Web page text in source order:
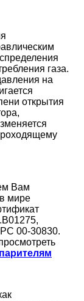
газа.
на
открытия
Вам
мире
00-30830.